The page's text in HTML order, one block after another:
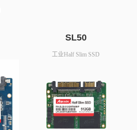
SL50
工业Half Slim SSD